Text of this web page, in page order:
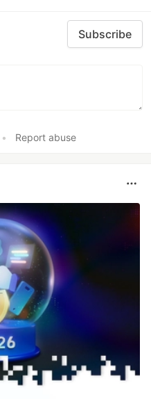
Subscribe
• Report abuse